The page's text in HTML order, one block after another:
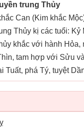
trung Thủy
Can (Kim khắc
Thủy kị các tuổi:
khắc với hành
tam hợp với Sửu
Tuất, phá Tý, tuyệt